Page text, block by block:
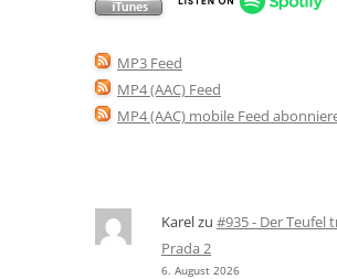
MP3 Feed
MP4 (AAC) Feed
MP4 (AAC) mobile Feed
Karelzu #935 - Der Teufel
Prada 2
6. August 2026